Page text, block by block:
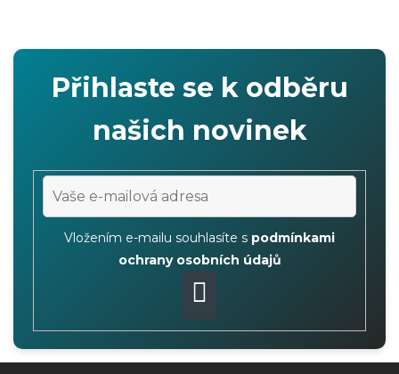
Přihlaste se k odběru
našich novinek
Vložením e-mailu souhlasíte s podmínkami
ochrany osobních údajů
PŘIHLÁSIT
SE